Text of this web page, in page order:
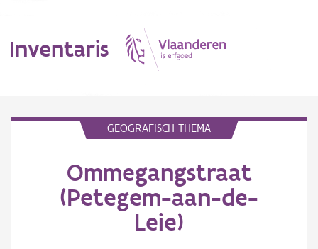
Inventaris
Erfgoedobject
Aanduidingsobject
GEOGRAFISCH THEMA
Ommegangstraat
(Petegem-aan-de-
Leie)